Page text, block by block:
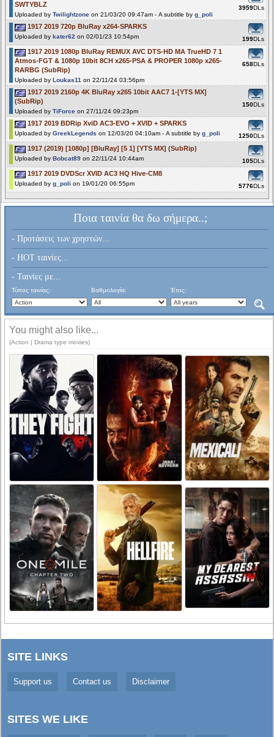
SWTYBLZ
Uploaded by Twilightzone on 21/03/20 09:47am - A subtitle by g_poli
3959DLs
1917 2019 720p BluRay x264-SPARKS
Uploaded by kater62 on 02/01/23 10:54pm 199DLs
1917 2019 1080p BluRay REMUX AVC DTS-HD MA TrueHD 7 1
Atmos-FGT & 1080p 10bit 8CH x265-PSA & PROPER 1080p x265-
RARBG (SubRip)
Uploaded by Loukas11 on 22/11/24 03:56pm
658DLs
1917 2019 2160p 4K BluRay x265 10bit AAC7 1-[YTS MX]
(SubRip)
Uploaded by TiForce on 27/11/24 09:23pm
150DLs
1917 2019 BDRip XviD AC3-EVO + XVID + SPARKS
Uploaded by GreekLegends on 12/03/20 04:10am - A subtitle by g_poli 1250DLs
1917 (2019) [1080p] [BluRay] [5 1] [YTS MX] (SubRip)
Uploaded by Bobcat89 on 22/11/24 10:44am 105DLs
1917 2019 DVDScr XVID AC3 HQ Hive-CM8
Uploaded by g_poli on 19/01/20 06:55pm 5776DLs
Ποια ταινία θα δω σήμερα..;
- Προτάσεις των χρηστών...
- HOT ταινίες...
- Ταινίες με...
Τύπος ταινίας: Βαθμολογία: Έτος:
You might also like...
(Action | Drama type movies)
SITE LINKS
Support us Contact us Disclaimer
SITES WE LIKE